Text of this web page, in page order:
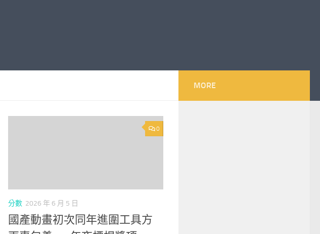
0
分數 2026 年 6 月 5 日
國產動畫初次同年進圍工具方
MORE